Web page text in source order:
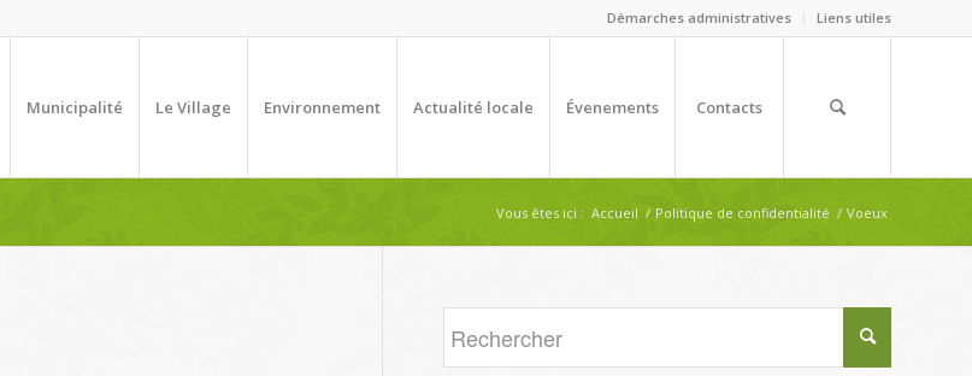
Démarches administratives Liens utiles
Municipalité Le Village Environnement Actualité locale Évenements Contacts
Vous êtes ici : Accueil / Politique de confidentialité / Voeux